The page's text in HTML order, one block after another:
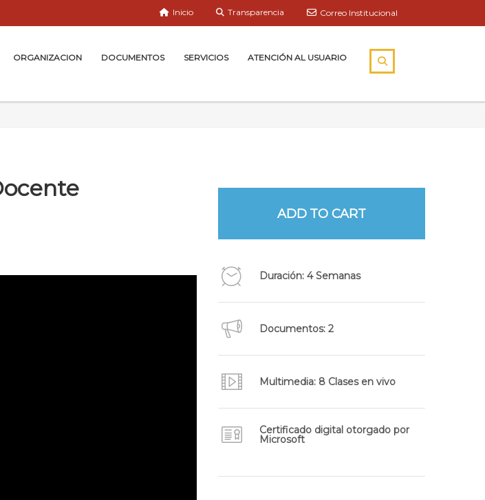
Correo Institucional
Transparencia
Inicio
ORGANIZACION DOCUMENTOS SERVICIOS ATENCIÓN AL USUARIO
ADD TO CART
Duración: 4 Semanas
Documentos: 2
Multimedia: 8 Clases en vivo
Certificado digital otorgado por
Microsoft